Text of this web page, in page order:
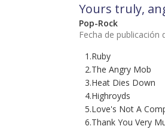
Yours truly,
Pop-Rock
Fecha de publicación
1.Ruby
2.The Angry Mob
3.Heat Dies Down
4.Highroyds
5.Love's Not A
6.Thank You Very